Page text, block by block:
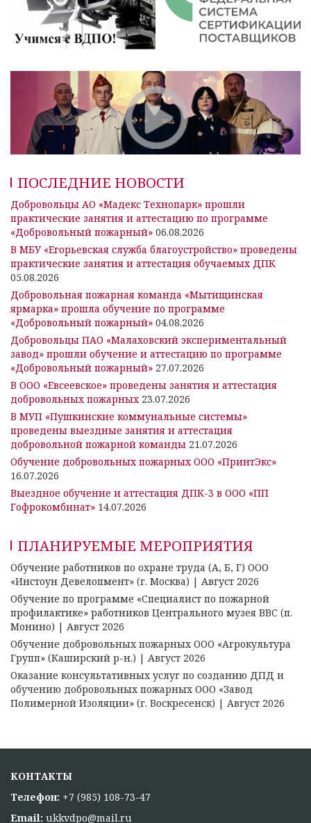
ПОСЛЕДНИЕ НОВОСТИ
Добровольцы АО «Мадекс Технопарк» прошли
практические занятия и аттестацию по программе
«Добровольный пожарный» 06.08.2026
В МБУ «Егорьевская служба благоустройство» проведены
практические занятия и аттестация обучаемых ДПК
05.08.2026
Добровольная пожарная команда «Мытищинская
ярмарка» прошла обучение по программе
«Добровольный пожарный» 04.08.2026
Добровольцы ПАО «Малаховский экспериментальный
завод» прошли обучение и аттестацию по программе
«Добровольный пожарный» 27.07.2026
В ООО «Евсеевское» проведены занятия и аттестация
добровольных пожарных 23.07.2026
В МУП «Пушкинские коммунальные системы»
проведены выездные занятия и аттестация
добровольной пожарной команды 21.07.2026
Обучение добровольных пожарных ООО «ПринтЭкс»
16.07.2026
Выездное обучение и аттестация ДПК-3 в ООО «ПП
Гофрокомбинат» 14.07.2026
ПЛАНИРУЕМЫЕ МЕРОПРИЯТИЯ
Обучение работников по охране труда (А, Б, Г) ООО
«Инстоун Девелопмент» (г. Москва) | Август 2026
Обучение по программе «Специалист по пожарной
профилактике» работников Центрального музея ВВС (п.
Монино) | Август 2026
Обучение добровольных пожарных ООО «Агрокультура
Групп» (Каширский р-н.) | Август 2026
Оказание консультативных услуг по созданию ДПД и
обучению добровольных пожарных ООО «Завод
Полимерной Изоляции» (г. Воскресенск) | Август 2026
КОНТАКТЫ
Телефон: +7 (985) 108-73-47
Email: ukkvdpo@mail.ru